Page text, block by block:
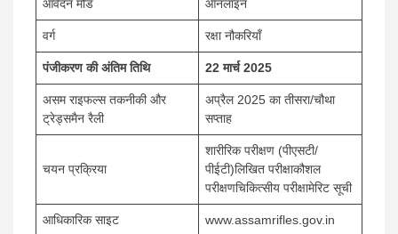
आवेदन मोड ऑनलाइन
वर्ग रक्षा नौकरियाँ
पंजीकरण की अंतिम तिथि 22 मार्च 2025
असम राइफल्स तकनीकी और
ट्रेड्समैन रैली
अप्रैल 2025 का तीसरा/चौथा
सप्ताह
चयन प्रक्रिया
शारीरिक परीक्षण (पीएसटी/
पीईटी)लिखित परीक्षाकौशल
परीक्षणचिकित्सीय परीक्षामेरिट सूची
आधिकारिक साइट www.assamrifles.gov.in